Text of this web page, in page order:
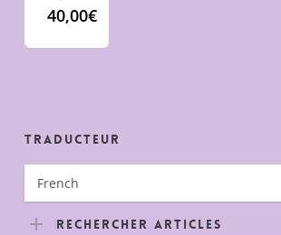
prix
était :
40,00€
prix
Traducteur
Rechercher Articles